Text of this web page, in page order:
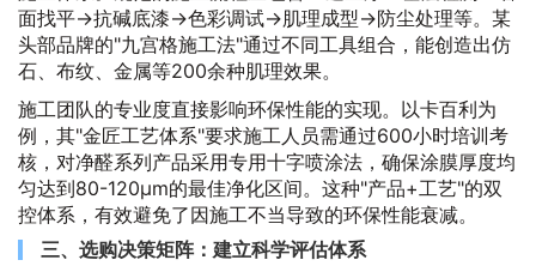
面找平→抗碱底漆→色彩调试→肌理成型→防尘处理等。某
头部品牌的"九宫格施工法"通过不同工具组合，能创造出仿
石、布纹、金属等200余种肌理效果。
施工团队的专业度直接影响环保性能的实现。以卡百利为
例，其"金匠工艺体系"要求施工人员需通过600小时培训考
核，对净醛系列产品采用专用十字喷涂法，确保涂膜厚度均
匀达到80-120μm的最佳净化区间。这种"产品+工艺"的双
控体系，有效避免了因施工不当导致的环保性能衰减。
三、选购决策矩阵：建立科学评估体系